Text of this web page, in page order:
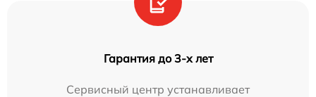
Гарантия до 3-х лет
Сервисный центр устанавливает